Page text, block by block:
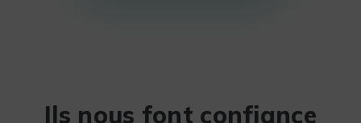
Ils nous font confiance